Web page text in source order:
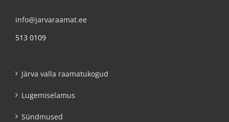
info@jarvaraamat.ee
513 0109
Järva valla raamatukogud
Lugemiselamus
Sündmused